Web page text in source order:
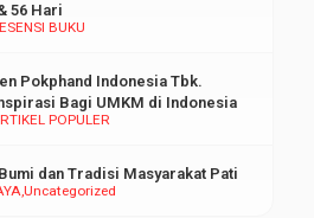
BUKU
56 Hari
POPULER
Pokphand Indonesia Tbk.
Bagi UMKM di Indonesia
Uncategorized
dan Tradisi Masyarakat Pati